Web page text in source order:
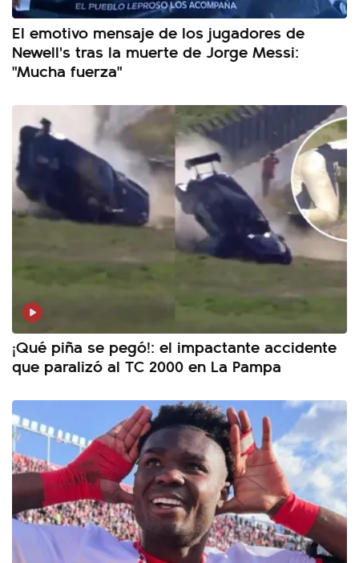
El emotivo mensaje de los jugadores de
Newell's tras la muerte de Jorge Messi:
"Mucha fuerza"
¡Qué piña se pegó!: el impactante accidente
que paralizó al TC 2000 en La Pampa